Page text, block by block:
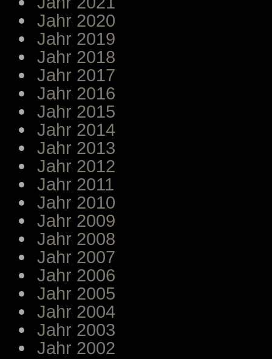
Jahr 2020
Jahr 2019
Jahr 2018
Jahr 2017
Jahr 2016
Jahr 2015
Jahr 2014
Jahr 2013
Jahr 2012
Jahr 2011
Jahr 2010
Jahr 2009
Jahr 2008
Jahr 2007
Jahr 2006
Jahr 2005
Jahr 2004
Jahr 2003
Jahr 2002